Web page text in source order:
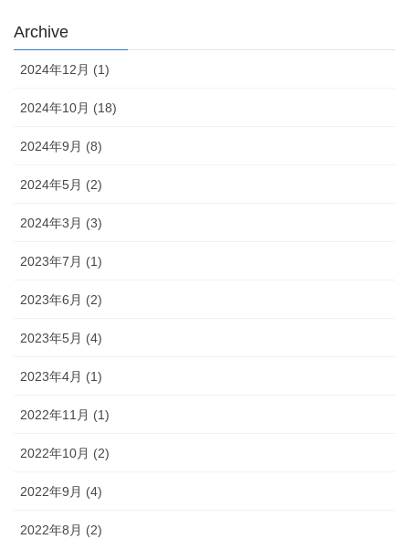
Archive
2024年12月 (1)
2024年10月 (18)
2024年9月 (8)
2024年5月 (2)
2024年3月 (3)
2023年7月 (1)
2023年6月 (2)
2023年5月 (4)
2023年4月 (1)
2022年11月 (1)
2022年10月 (2)
2022年9月 (4)
2022年8月 (2)